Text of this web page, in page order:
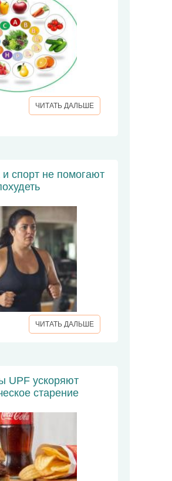
ЧИТАТЬ ДАЛЬШЕ
спорт не помогают
ЧИТАТЬ ДАЛЬШЕ
UPF ускоряют
старение